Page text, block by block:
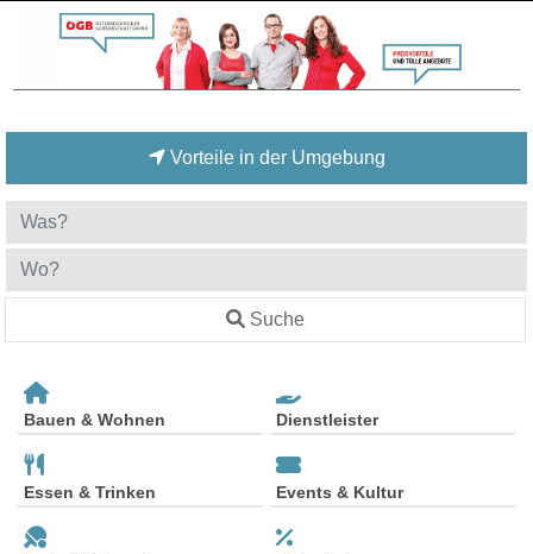
Vorteile in der Umgebung
Suche
Bauen & Wohnen Dienstleister
Essen & Trinken Events & Kultur